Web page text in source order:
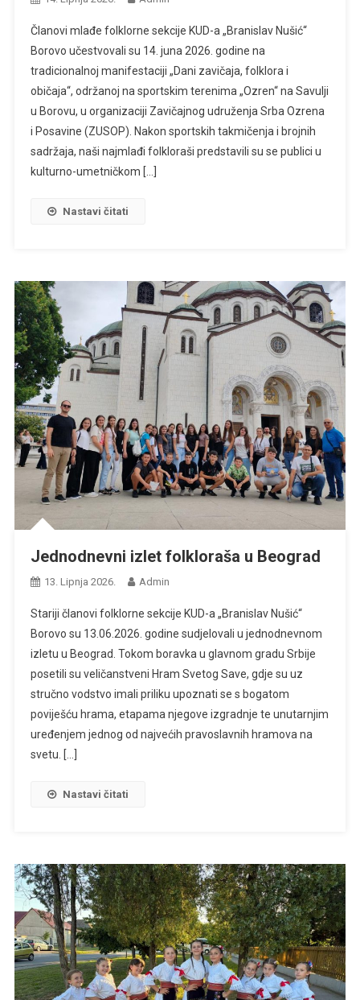
Članovi mlađe folklorne sekcije KUD-a „Branislav Nušić“
Borovo učestvovali su 14. juna 2026. godine na
tradicionalnoj manifestaciji „Dani zavičaja, folklora i
običaja“, održanoj na sportskim terenima „Ozren“ na Savulji
u Borovu, u organizaciji Zavičajnog udruženja Srba Ozrena
i Posavine (ZUSOP). Nakon sportskih takmičenja i brojnih
sadržaja, naši najmlađi folkloraši predstavili su se publici u
kulturno-umetničkom […]
Nastavi čitati
Jednodnevni izlet folkloraša u Beograd
13. Lipnja 2026. Admin
Stariji članovi folklorne sekcije KUD-a „Branislav Nušić“
Borovo su 13.06.2026. godine sudjelovali u jednodnevnom
izletu u Beograd. Tokom boravka u glavnom gradu Srbije
posetili su veličanstveni Hram Svetog Save, gdje su uz
stručno vodstvo imali priliku upoznati se s bogatom
poviješću hrama, etapama njegove izgradnje te unutarnjim
uređenjem jednog od najvećih pravoslavnih hramova na
svetu. […]
Nastavi čitati